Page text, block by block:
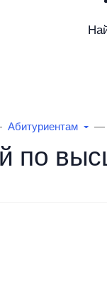
Абитуриентам
по